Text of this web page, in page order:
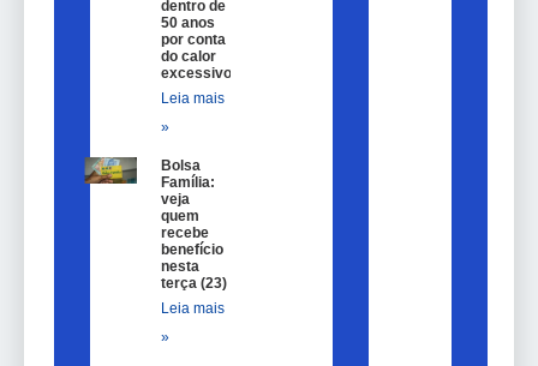
dentro de
50 anos
por conta
do calor
excessivo
Leia mais
»
Bolsa
Família:
veja
quem
recebe
benefício
nesta
terça (23)
Leia mais
»